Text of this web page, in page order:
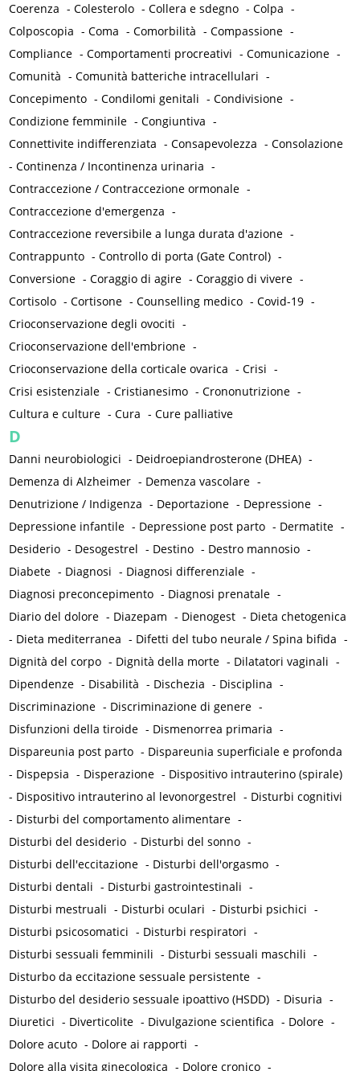
Coerenza -Colesterolo -Collera e sdegno -Colpa -
Colposcopia -Coma -Comorbilità -Compassione -
Compliance -Comportamenti procreativi -Comunicazione -
Comunità -Comunità batteriche intracellulari -
Concepimento -Condilomi genitali -Condivisione -
Condizione femminile -Congiuntiva -
Connettivite indifferenziata -Consapevolezza -Consolazione
-Continenza / Incontinenza urinaria -
Contraccezione / Contraccezione ormonale -
Contraccezione d'emergenza -
Contraccezione reversibile a lunga durata d'azione -
Contrappunto -Controllo di porta (Gate Control) -
Conversione -Coraggio di agire -Coraggio di vivere -
Cortisolo -Cortisone -Counselling medico -Covid-19 -
Crioconservazione degli ovociti -
Crioconservazione dell'embrione -
Crioconservazione della corticale ovarica -Crisi -
Crisi esistenziale -Cristianesimo -Crononutrizione -
Cultura e culture -Cura -Cure palliative
D
Danni neurobiologici - Deidroepiandrosterone (DHEA) -
Demenza di Alzheimer - Demenza vascolare -
Denutrizione / Indigenza - Deportazione - Depressione -
Depressione infantile - Depressione post parto - Dermatite -
Desiderio - Desogestrel - Destino - Destro mannosio -
Diabete - Diagnosi - Diagnosi differenziale -
Diagnosi preconcepimento - Diagnosi prenatale -
Diario del dolore - Diazepam - Dienogest - Dieta chetogenica
- Dieta mediterranea - Difetti del tubo neurale / Spina bifida -
Dignità del corpo - Dignità della morte - Dilatatori vaginali -
Dipendenze - Disabilità - Dischezia - Disciplina -
Discriminazione - Discriminazione di genere -
Disfunzioni della tiroide - Dismenorrea primaria -
Dispareunia post parto - Dispareunia superficiale e profonda
- Dispepsia - Disperazione - Dispositivo intrauterino (spirale)
- Dispositivo intrauterino al levonorgestrel - Disturbi cognitivi
- Disturbi del comportamento alimentare -
Disturbi del desiderio - Disturbi del sonno -
Disturbi dell'eccitazione - Disturbi dell'orgasmo -
Disturbi dentali - Disturbi gastrointestinali -
Disturbi mestruali - Disturbi oculari - Disturbi psichici -
Disturbi psicosomatici - Disturbi respiratori -
Disturbi sessuali femminili - Disturbi sessuali maschili -
Disturbo da eccitazione sessuale persistente -
Disturbo del desiderio sessuale ipoattivo (HSDD) - Disuria -
Diuretici - Diverticolite - Divulgazione scientifica - Dolore -
Dolore acuto - Dolore ai rapporti -
Dolore alla visita ginecologica - Dolore cronico -